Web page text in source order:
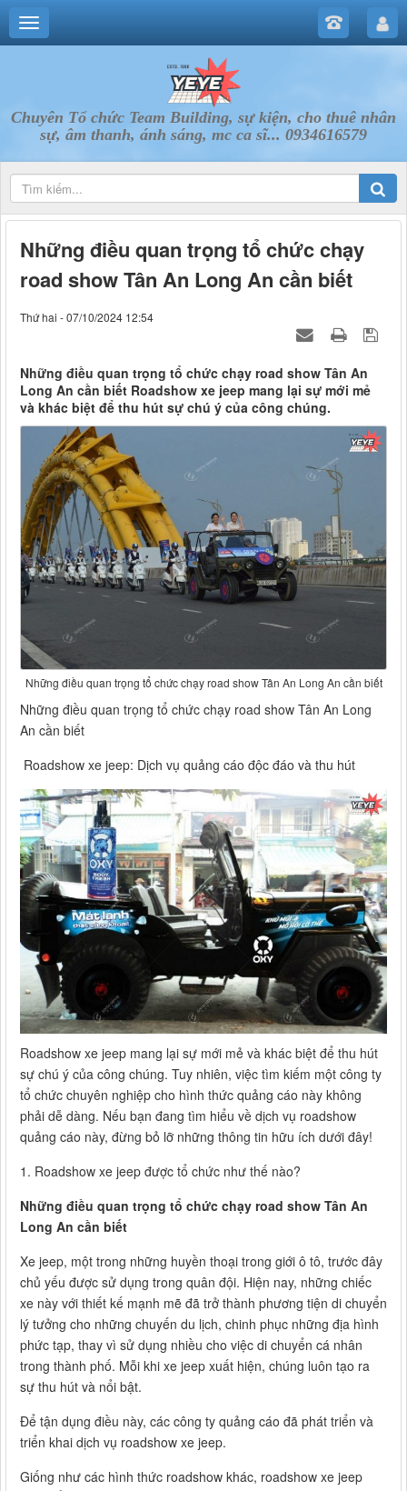
Chuyên Tổ chức Team Building, sự kiện, cho thuê nhân
sự, âm thanh, ánh sáng, mc ca sĩ... 0934616579
Những điều quan trọng tổ chức chạy
road show Tân An Long An cần biết
Thứ hai - 07/10/2024 12:54
Những điều quan trọng tổ chức chạy road show Tân An
Long An cần biết Roadshow xe jeep mang lại sự mới mẻ
và khác biệt để thu hút sự chú ý của công chúng.
Những điều quan trọng tổ chức chạy road show Tân An Long An cần biết
Những điều quan trọng tổ chức chạy road show Tân An Long
An cần biết
Roadshow xe jeep: Dịch vụ quảng cáo độc đáo và thu hút
Roadshow xe jeep mang lại sự mới mẻ và khác biệt để thu hút
sự chú ý của công chúng. Tuy nhiên, việc tìm kiếm một công ty
tổ chức chuyên nghiệp cho hình thức quảng cáo này không
phải dễ dàng. Nếu bạn đang tìm hiểu về dịch vụ roadshow
quảng cáo này, đừng bỏ lỡ những thông tin hữu ích dưới đây!
1. Roadshow xe jeep được tổ chức như thế nào?
Những điều quan trọng tổ chức chạy road show Tân An
Long An cần biết
Xe jeep, một trong những huyền thoại trong giới ô tô, trước đây
chủ yếu được sử dụng trong quân đội. Hiện nay, những chiếc
xe này với thiết kế mạnh mẽ đã trở thành phương tiện di chuyển
lý tưởng cho những chuyến du lịch, chinh phục những địa hình
phức tạp, thay vì sử dụng nhiều cho việc di chuyển cá nhân
trong thành phố. Mỗi khi xe jeep xuất hiện, chúng luôn tạo ra
sự thu hút và nổi bật.
Để tận dụng điều này, các công ty quảng cáo đã phát triển và
triển khai dịch vụ roadshow xe jeep.
Giống như các hình thức roadshow khác, roadshow xe jeep